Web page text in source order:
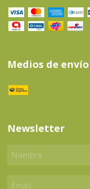
Medios de envío
Newsletter